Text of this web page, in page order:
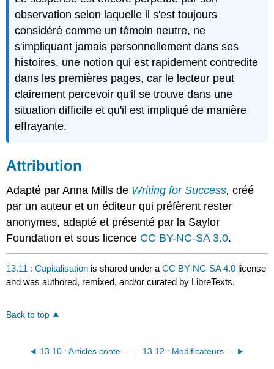
observation selon laquelle il s'est toujours
considéré comme un témoin neutre, ne
s'impliquant jamais personnellement dans ses
histoires, une notion qui est rapidement contredite
dans les premières pages, car le lecteur peut
clairement percevoir qu'il se trouve dans une
situation difficile et qu'il est impliqué de manière
effrayante.
Attribution
Adapté par Anna Mills de Writing for Success, créé
par un auteur et un éditeur qui préfèrent rester
anonymes, adapté et présenté par la Saylor
Foundation et sous licence CC BY-NC-SA 3.0.
13.11 : Capitalisation is shared under aCC BY-NC-SA 4.0 license
and was authored, remixed, and/or curated by LibreTexts.
Back to top
13.10 : Articles contenant des noms comtes et non comptés 13.12 : Modificateurs égarés et pendants